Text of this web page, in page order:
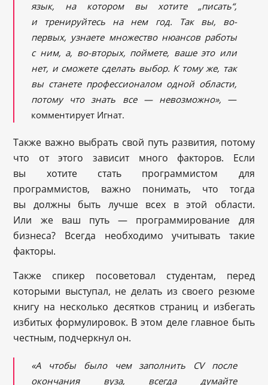
язык, на котором вы хотите „писать“,
и тренируйтесь на нем год. Так вы, во-
первых, узнаете множество нюансов работы
с ним, а, во-вторых, поймете, ваше это или
нет, и сможете сделать выбор. К тому же, так
вы станете профессионалом одной области,
потому что знать все — невозможно», —
комментирует Игнат.
Также важно выбрать свой путь развития, потому
что от этого зависит много факторов. Если
вы хотите стать программистом для
программистов, важно понимать, что тогда
вы должны быть лучше всех в этой области.
Или же ваш путь — программирование для
бизнеса? Всегда необходимо учитывать такие
факторы.
Также спикер посоветовал студентам, перед
которыми выступал, не делать из своего резюме
книгу на несколько десятков страниц и избегать
избитых формулировок. В этом деле главное быть
честным, подчеркнул он.
«А чтобы было чем заполнить CV после
окончания вуза, всегда думайте